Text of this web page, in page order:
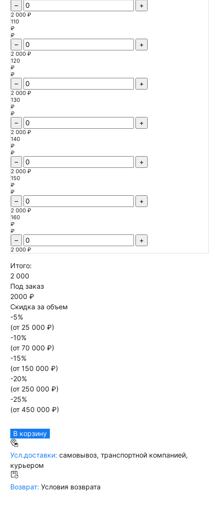
– +
2 000 ₽
110
₽
₽
– +
2 000 ₽
120
₽
₽
– +
2 000 ₽
130
₽
₽
– +
2 000 ₽
140
₽
₽
– +
2 000 ₽
150
₽
₽
– +
2 000 ₽
160
₽
₽
– +
2 000 ₽
Итого:
2 000
Под заказ
2000 ₽
Скидка за объем
-5%
(от 25 000 ₽)
-10%
(от 70 000 ₽)
-15%
(от 150 000 ₽)
-20%
(от 250 000 ₽)
-25%
(от 450 000 ₽)
В корзину
Усл.доставки: самовывоз, транспортной компанией,
курьером
Возврат: Условия возврата